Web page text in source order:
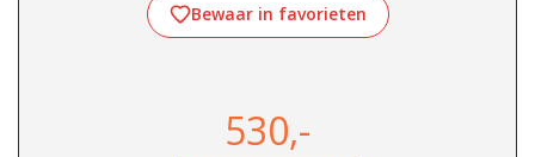
Bewaar in favorieten
530,-